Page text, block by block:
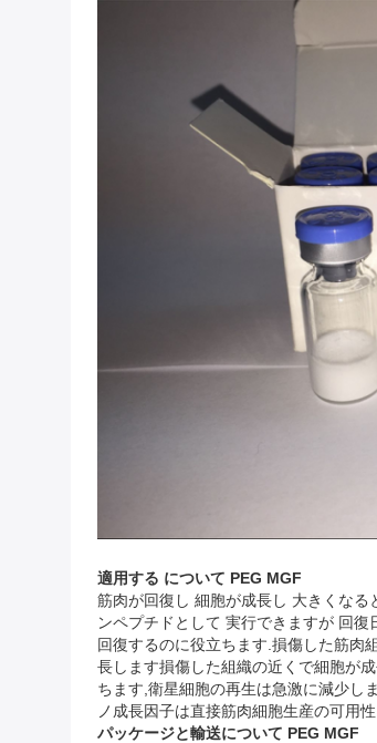
適用する について PEG MGF
筋肉が回復し 細胞が成長し 大きくな
ンペプチドとして 実行できますが 回
回復するのに役立ちます.損傷した筋肉
長します損傷した組織の近くで細胞が
ちます,衛星細胞の再生は急激に減少し
ノ成長因子は直接筋肉細胞生産の可用
パッケージと輸送について PEG MGF